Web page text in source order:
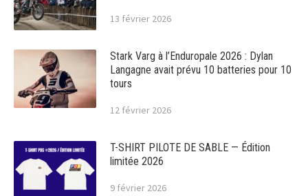
13 février 2026
Stark Varg à l’Enduropale 2026 : Dylan
Langagne avait prévu 10 batteries pour 10
tours
12 février 2026
T-SHIRT PILOTE DE SABLE — Édition
limitée 2026
9 février 2026